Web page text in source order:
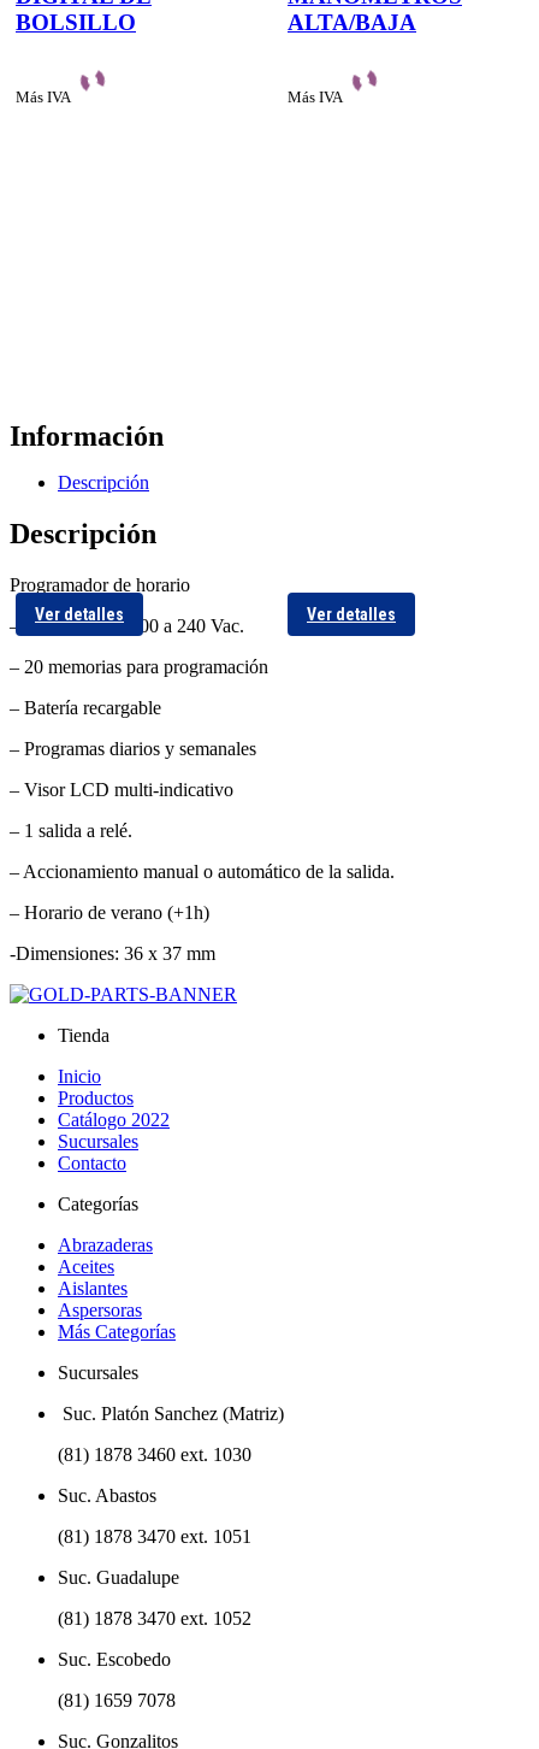
Ver detalles
BOLSILLO
Más IVA
Ver detalles
ALTA/BAJA
Más IVA
Información
Descripción
Descripción
Programador de horario
– Alimentación 100 a 240 Vac.
– 20 memorias para programación
– Batería recargable
– Programas diarios y semanales
– Visor LCD multi-indicativo
– 1 salida a relé.
– Accionamiento manual o automático de la salida.
– Horario de verano (+1h)
-Dimensiones: 36 x 37 mm
Tienda
Inicio
Productos
Catálogo 2022
Sucursales
Contacto
Categorías
Abrazaderas
Aceites
Aislantes
Aspersoras
Más Categorías
Sucursales
Suc. Platón Sanchez (Matriz)
(81) 1878 3460 ext. 1030
Suc. Abastos
(81) 1878 3470 ext. 1051
Suc. Guadalupe
(81) 1878 3470 ext. 1052
Suc. Escobedo
(81) 1659 7078
Suc. Gonzalitos